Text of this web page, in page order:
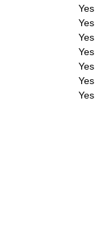
Yes
Yes
Yes
Yes
Yes
Yes
Yes